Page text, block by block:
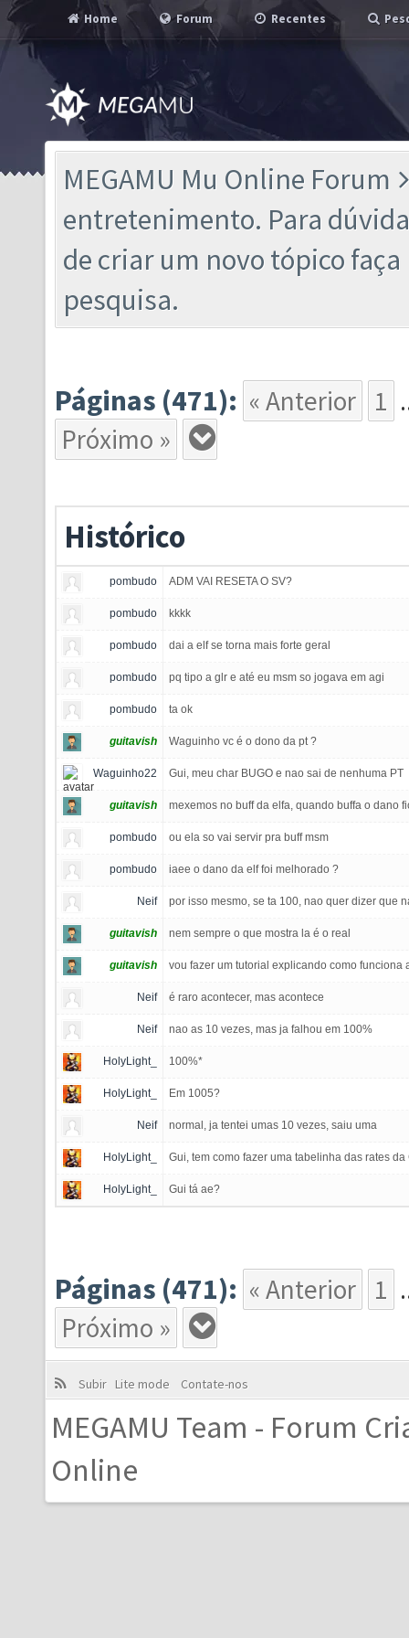
Home Forum Recentes
MEGAMU Mu Online Forum
entretenimento. Para
de criar um novo tópico
pesquisa.
Páginas (471): « Anterior 1
Próximo »
Histórico
pombudo ADM VAI RESETA O SV?
pombudo kkkk
pombudo dai a elf se torna mais forte geral
pombudo pq tipo a glr e até eu msm so jogava em agi
pombudo ta ok
guitavish Waguinho vc é o dono da pt ?
Waguinho22 Gui, meu char BUGO e nao sai de nenhuma PT
guitavish mexemos no buff da elfa, quando buffa o dano
pombudo ou ela so vai servir pra buff msm
pombudo iaee o dano da elf foi melhorado ?
Neif por isso mesmo, se ta 100, nao quer dizer que
guitavish nem sempre o que mostra la é o real
guitavish vou fazer um tutorial explicando como funciona
Neif é raro acontecer, mas acontece
Neif nao as 10 vezes, mas ja falhou em 100%
HolyLight_ 100%*
HolyLight_ Em 1005?
Neif normal, ja tentei umas 10 vezes, saiu uma
HolyLight_ Gui, tem como fazer uma tabelinha das rates
HolyLight_ Gui tá ae?
Páginas (471): « Anterior 1
Próximo »
Subir Lite mode Contate-nos
MEGAMU Team - Forum
Online